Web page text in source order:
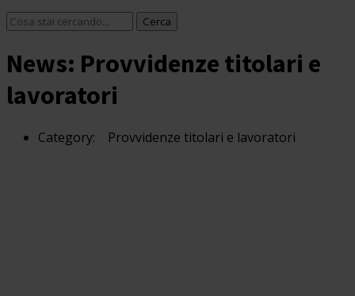
News: Provvidenze titolari e
lavoratori
Category: Provvidenze titolari e lavoratori